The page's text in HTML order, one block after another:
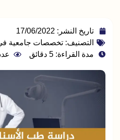
تاريخ النشر: 17/06/2022
التصنيف: تخصصات جامعية في
مدة القراءة: 5 دقائق
عدد